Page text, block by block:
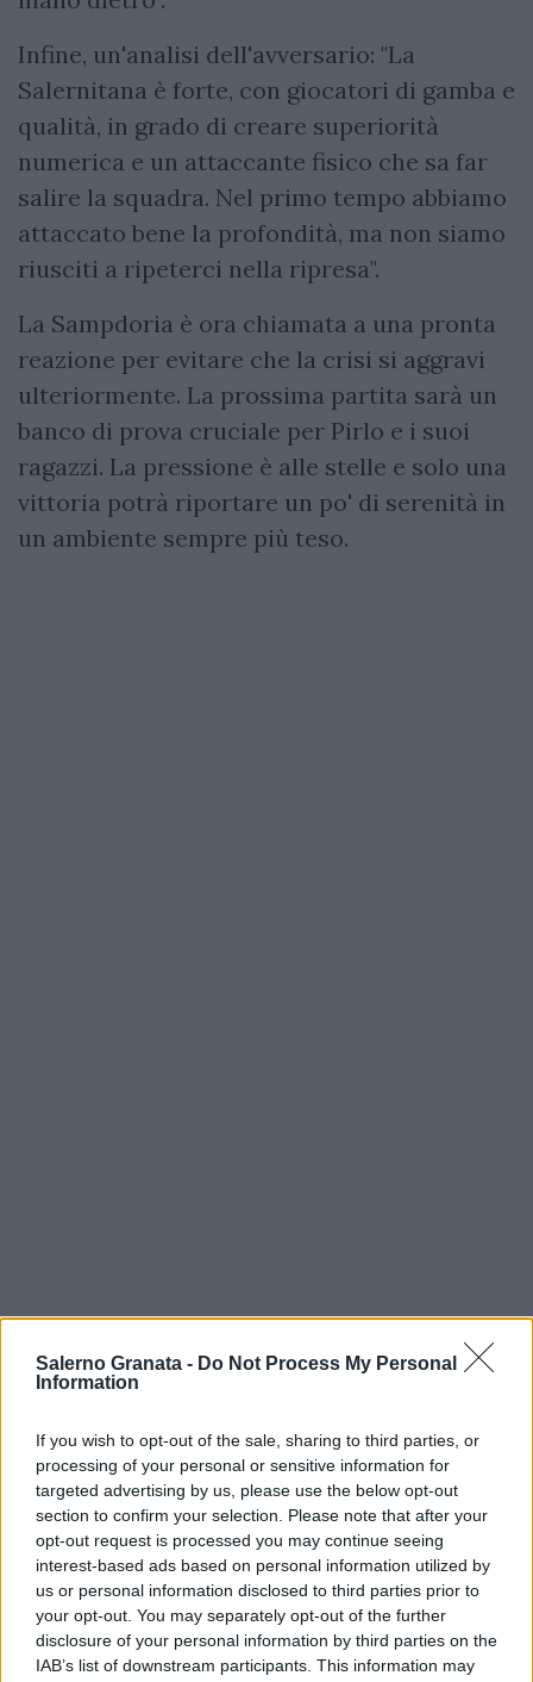
Salerno Granata - Do Not Process My Personal
Information
If you wish to opt-out of the sale, sharing to third parties, or
processing of your personal or sensitive information for
targeted advertising by us, please use the below opt-out
section to confirm your selection. Please note that after your
opt-out request is processed you may continue seeing
interest-based ads based on personal information utilized by
us or personal information disclosed to third parties prior to
your opt-out. You may separately opt-out of the further
disclosure of your personal information by third parties on the
IAB’s list of downstream participants. This information may
Infine, un'analisi dell'avversario: "La
Salernitana è forte, con giocatori di gamba e
qualità, in grado di creare superiorità
numerica e un attaccante fisico che sa far
salire la squadra. Nel primo tempo abbiamo
attaccato bene la profondità, ma non siamo
riusciti a ripeterci nella ripresa".
La Sampdoria è ora chiamata a una pronta
reazione per evitare che la crisi si aggravi
ulteriormente. La prossima partita sarà un
banco di prova cruciale per Pirlo e i suoi
ragazzi. La pressione è alle stelle e solo una
vittoria potrà riportare un po' di serenità in
un ambiente sempre più teso.